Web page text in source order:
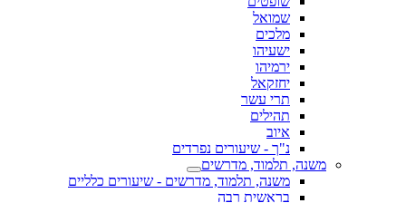
שמואל
מלכים
ישעיהו
ירמיהו
יחזקאל
תרי עשר
תהילים
איוב
נ"ך - שיעורים נפרדים
משנה, תלמוד, מדרשים
משנה, תלמוד, מדרשים - שיעורים כלליים
בראשית רבה